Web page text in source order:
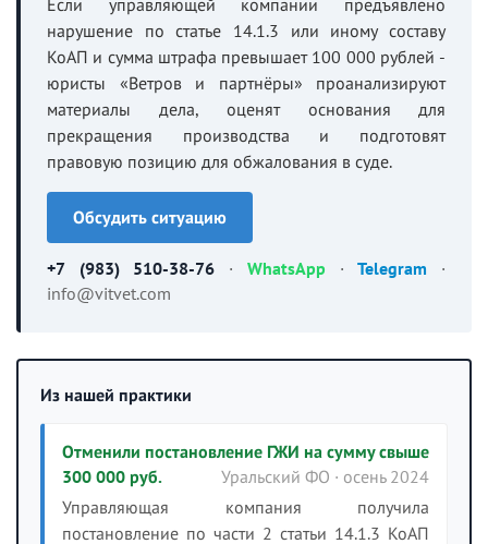
Если управляющей компании предъявлено
нарушение по статье 14.1.3 или иному составу
КоАП и сумма штрафа превышает 100 000 рублей -
юристы «Ветров и партнёры» проанализируют
материалы дела, оценят основания для
прекращения производства и подготовят
правовую позицию для обжалования в суде.
Обсудить ситуацию
+7 (983) 510-38-76 · WhatsApp ·Telegram ·
info@vitvet.com
Из нашей практики
Отменили постановление ГЖИ на сумму свыше
300 000 руб.
Уральский ФО · осень 2024
Управляющая компания получила
постановление по части 2 статьи 14.1.3 КоАП